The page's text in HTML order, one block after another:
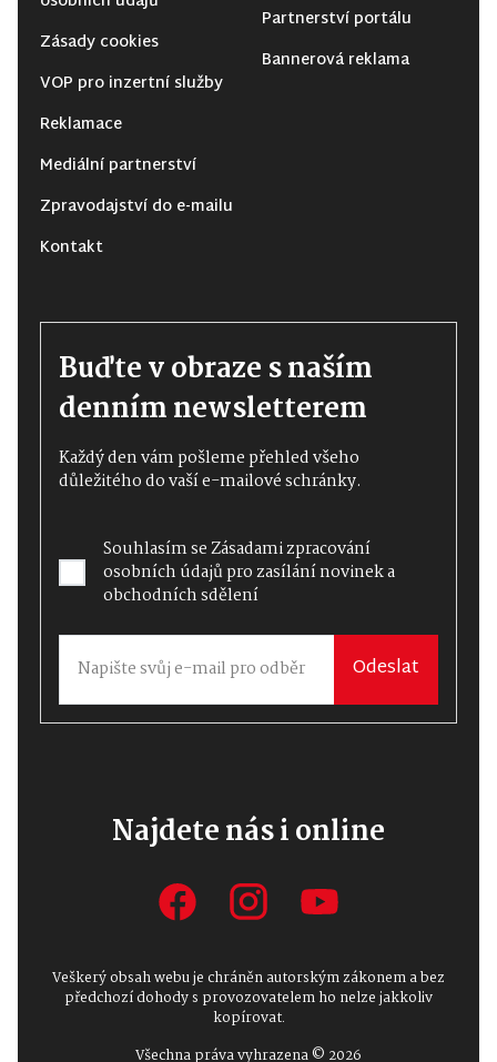
Zásady cookies
VOP pro inzertní služby
Reklamace
Mediální partnerství
Zpravodajství do e-mailu
Kontakt
Partnerství portálu
Bannerová reklama
Buďte v obraze s naším
denním newsletterem
Každý den vám pošleme přehled všeho
důležitého do vaší e-mailové schránky.
Souhlasím seZásadami zpracování
osobních údajůpro zasílání novinek a
obchodních sdělení
Odeslat
Najdete nás i online
Veškerý obsah webu je chráněn autorským zákonem a bez
předchozí dohody s provozovatelem ho nelze jakkoliv
kopírovat.
Všechna práva vyhrazena © 2026